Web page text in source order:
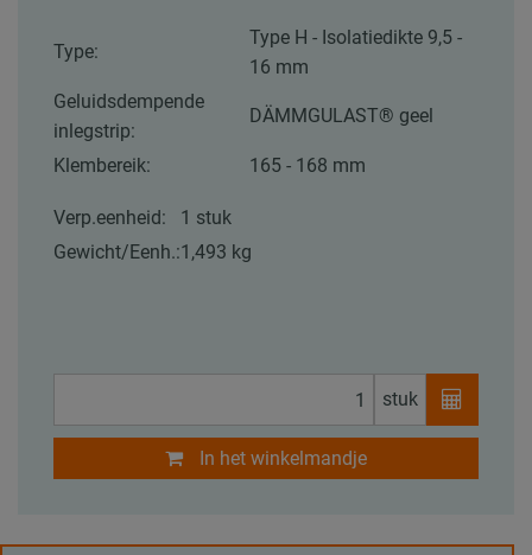
Type:
Type H - Isolatiedikte 9,5 -
16 mm
Geluidsdempende
inlegstrip:
DÄMMGULAST® geel
Klembereik: 165 - 168 mm
Verp.eenheid:
1 stuk
Gewicht/Eenh.:1,493 kg
stuk
In het winkelmandje